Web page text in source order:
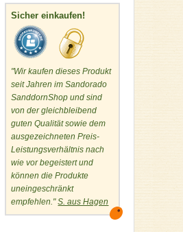
Sicher einkaufen!
"Wir kaufen dieses Produkt
seit Jahren im Sandorado
SanddornShop und sind
von der gleichbleibend
guten Qualität sowie dem
ausgezeichneten Preis-
Leistungsverhältnis nach
wie vor begeistert und
können die Produkte
uneingeschränkt
empfehlen."S. aus Hagen